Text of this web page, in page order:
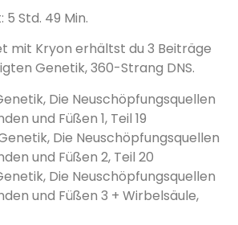
Std. 49 Min.
mit Kryon erhältst du 3 Beiträge
Genetik, 360-Strang DNS.
Die Neuschöpfungsquellen
und Füßen 1, Teil 19
Die Neuschöpfungsquellen
und Füßen 2, Teil 20
Die Neuschöpfungsquellen
und Füßen 3 + Wirbelsäule,